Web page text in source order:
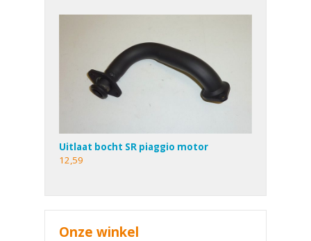
Uitlaat bocht SR piaggio motor
12,59
Onze winkel